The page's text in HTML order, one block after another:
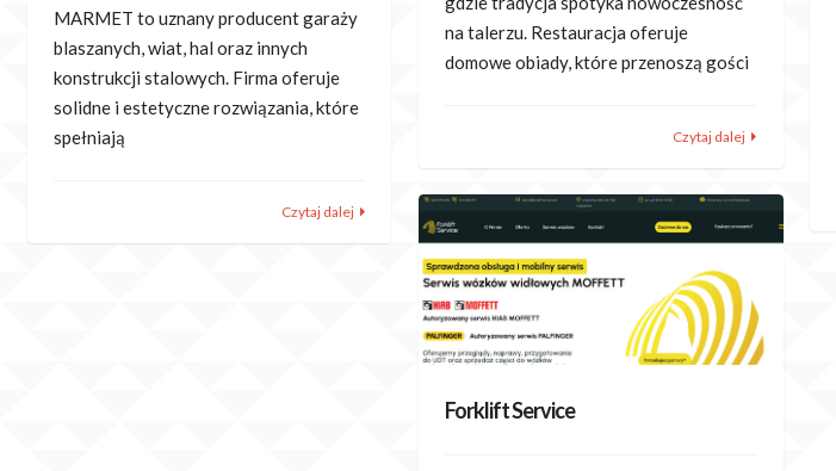
na talerzu. Restauracja oferuje
domowe obiady, które przenoszą gości
Czytaj dalej
MARMET to uznany producent garaży
blaszanych, wiat, hal oraz innych
konstrukcji stalowych. Firma oferuje
solidne i estetyczne rozwiązania, które
spełniają
Czytaj dalej
Forklift Service